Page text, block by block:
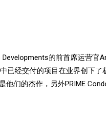
的前首席运营官
已经交付的项目在业界创下
们的杰作，另外PRIME